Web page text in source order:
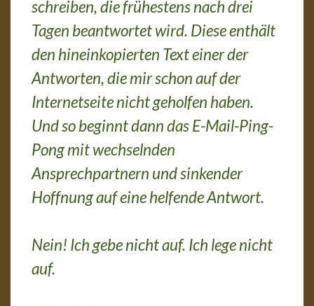
schreiben, die frühestens nach drei
Tagen beantwortet wird. Diese enthält
den hineinkopierten Text einer der
Antworten, die mir schon auf der
Internetseite nicht geholfen haben.
Und so beginnt dann das E-Mail-Ping-
Pong mit wechselnden
Ansprechpartnern und sinkender
Hoffnung auf eine helfende Antwort.
Nein! Ich gebe nicht auf. Ich lege nicht
auf.